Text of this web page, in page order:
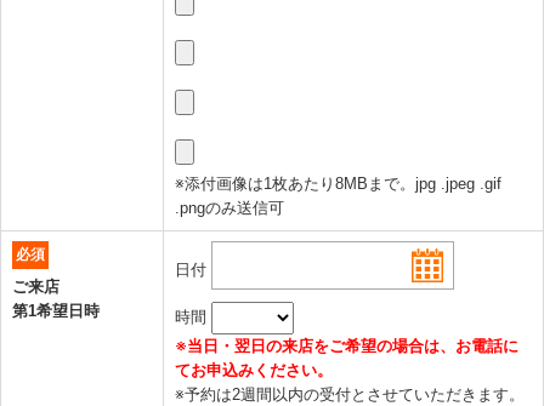
※添付画像は1枚あたり8MBまで。jpg .jpeg .gif
.pngのみ送信可
必須
ご来店
第1希望日時
日付
時間
※当日・翌日の来店をご希望の場合は、お電話に
てお申込みください。
※予約は2週間以内の受付とさせていただきます。